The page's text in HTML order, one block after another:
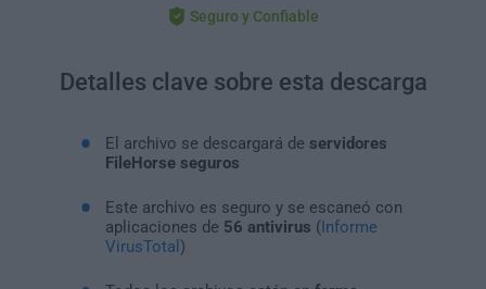
Seguro y Confiable
Detalles clave sobre esta descarga
El archivo se descargará de servidores
FileHorse seguros
Este archivo es seguro y se escaneó con
aplicaciones de 56 antivirus (Informe
VirusTotal )